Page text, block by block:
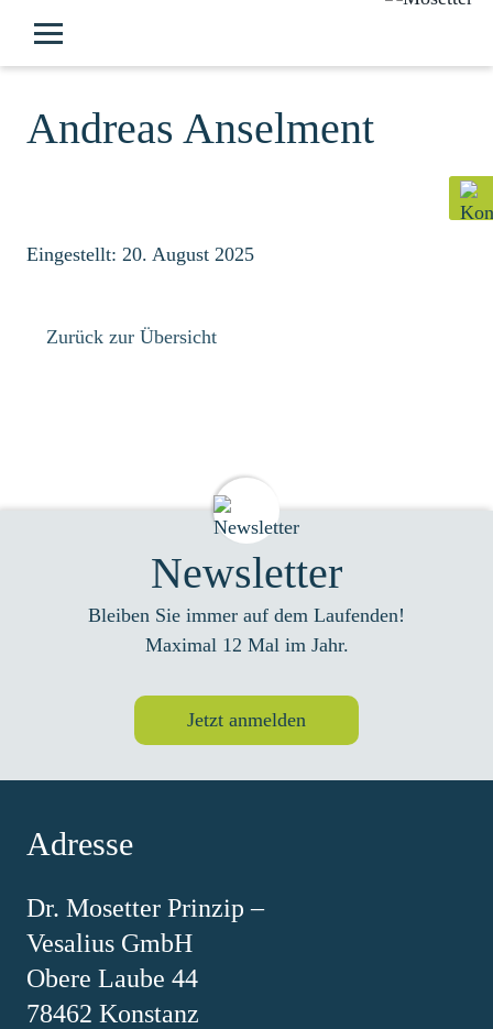
Andreas Anselment
Eingestellt: 20. August 2025
Zurück zur Übersicht
Newsletter
Bleiben Sie immer auf dem Laufenden!
Maximal 12 Mal im Jahr.
Jetzt anmelden
Adresse
Dr. Mosetter Prinzip –
Vesalius GmbH
Obere Laube 44
78462 Konstanz